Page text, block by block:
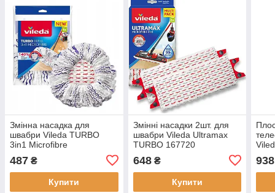
Змінна насадка для
швабри Vileda TURBO
3in1 Microfibre
487 ₴
Купити
Змінні насадки 2шт. для
швабри Vileda Ultramax
TURBO 167720
648₴
Купити
938